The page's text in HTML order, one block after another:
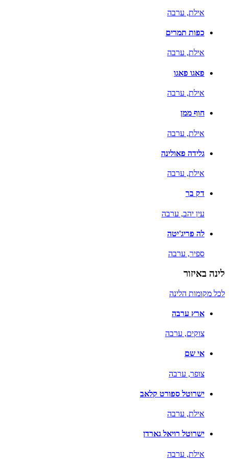
אילת, ערבה
כפות תמרים
אילת, ערבה
פאגו פאגו
אילת, ערבה
חוף ממן
אילת, ערבה
גלידה פאולינה
אילת, ערבה
דק בר
עין יהב, ערבה
לה פריג'יטה
ספיר, ערבה
לינה באיזור
לכל מקומות הלינה
ארץ ערבה
צוקים, ערבה
אי שם
צופר, ערבה
ישרוטל ספורט קלאב
אילת, ערבה
ישרוטל רויאל גארדן
אילת, ערבה